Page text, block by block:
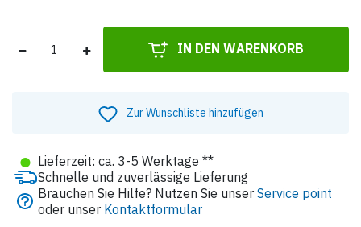
IN DEN WARENKORB
Zur Wunschliste hinzufügen
● Lieferzeit: ca. 3-5 Werktage **
Schnelle und zuverlässige Lieferung
Brauchen Sie Hilfe? Nutzen Sie unser Service point
oder unser Kontaktformular